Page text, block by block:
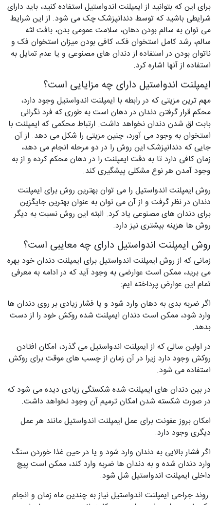
برای این که بتوانید از ایمپلنت اندواستیل استفاده کنید، باید دارای
شرایطی باشید که توسط دندانپزشک چک می‌ شود. از این شرایط
می‌ توان به سالم بودن دهان، سلامت عمومی بدن، بافت لثه
سالم، رشد کامل استخوان فک، کافی بودن میزان استخوان فک و
ناتوان بودن در استفاده از دندان‌ های مصنوعی و یا عدم تمایل به
استفاده از آنها اشاره کرد.
ایمپلنت اندواستیل دارای چه مزایایی است؟
مهم‌ ترین مزیتی که در رابطه با ایمپلنت اندواستیل وجود دارد،
محکم قرار گرفتن دندان در دهان است به طوری که فرد نگرانی
بابت لق شدن دندان نخواهد داشت. ارتباط محکمی که ایمپلنت با
استخوان به وجود می‌ آورد، چنین مزیتی را شکل می‌ دهد. از آن
جایی که دندانپزشک این روش را در دو مرحله انجام می‌ دهد،
زمان کافی دارد تا به دقت ایمپلنت را در دهان محکم کرده و از به
وجود آمدن هر نوع مشکلی پیشگیری کند.
روش ایمپلنت اندواستیل را می‌ توان بهترین روش برای ایمپلنت
دندان در نظر گرفت و از آن می ‌توان به عنوان بهترین جایگزین
برای دندان‌ های مصنوعی یاد کرد. البته این روش نسبت به دیگر
روش‌ ها هزینه بیشتری نیز دارد.
روش ایمپلنت اندواستیل دارای چه معایبی است؟
زمانی که از روش ایمپلنت اندواستیل برای ایمپلنت دندان خود بهره
می‌ برید، ممکن است عوارضی به وجود آید که در ادامه به معرفی
تمام این عوارض پرداخته‌ ایم:
اگر ضربه بدی به دهان وارد شود و یا فشار زیادی بر روی دندان‌ ها
وارد شود، ممکن است دندان ایمپلنت شده روکش خود را از دست
بدهد.
در اولین سالی که از ایمپلنت اندواستیل می‌ گذرد، امکان افتادن
روکش وجود دارد زیرا در آن زمان از چسب‌ های موقت برای روکش
استفاده می‌ شود.
در بین دندان‌ های ایمپلنت شده شکستگی زیادی دیده می‌ شود که
در صورت شکسته شدن امکان ترمیم آن وجود نخواهد داشت.
امکان بروز عفونت برای عمل ایمپلنت اندواستیل مانند هر عمل
دیگری وجود دارد.
اگر فشار بالایی به دندان وارد شود و یا در حین غذا خوردن سنگ
وارد دندان شده و به دندان‌ ها ضربه وارد کند، ممکن است پیچ
داخلی ایمپلنت اندواستیل شل شود.
روند جراحی ایمپلنت اندواستیل نیاز به چندین ماه زمان و انجام